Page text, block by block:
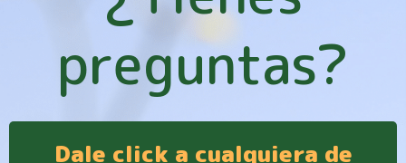
preguntas?
Dale click a cualquiera de